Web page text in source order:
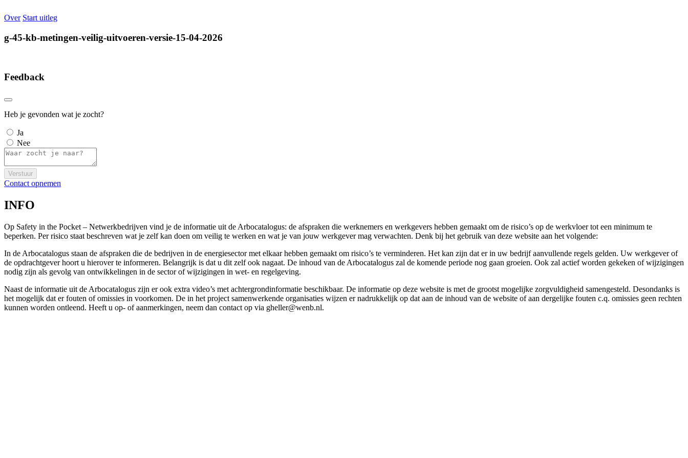
Over Start uitleg
g-45-kb-metingen-veilig-uitvoeren-versie-15-04-2026
Feedback
Heb je gevonden wat je zocht?
Ja
Nee
Verstuur
Contact opnemen
INFO
Op Safety in the Pocket – Netwerkbedrijven vind je de informatie uit de Arbocatalogus: de afspraken die werknemers en werkgevers hebben gemaakt om de risico’s op de werkvloer tot een minimum te
beperken. Per risico staat beschreven wat je zelf kan doen om veilig te werken en wat je van jouw werkgever mag verwachten. Denk bij het gebruik van deze website aan het volgende:
In de Arbocatalogus staan de afspraken die de bedrijven in de energiesector met elkaar hebben gemaakt om risico’s te verminderen. Het kan zijn dat er in uw bedrijf aanvullende regels gelden. Uw werkgever of
de opdrachtgever hoort u hierover te informeren. Belangrijk is dat u dit zelf ook nagaat. De inhoud van de Arbocatalogus zal de komende periode nog gaan groeien. Ook zal actief worden gekeken of wijzigingen
nodig zijn als gevolg van ontwikkelingen in de sector of wijzigingen in wet- en regelgeving.
Naast de informatie uit de Arbocatalogus zijn er ook extra video’s met achtergrondinformatie beschikbaar. De informatie op deze website is met de grootst mogelijke zorgvuldigheid samengesteld. Desondanks is
het mogelijk dat er fouten of omissies in voorkomen. De in het project samenwerkende organisaties wijzen er nadrukkelijk op dat aan de inhoud van de website of aan dergelijke fouten c.q. omissies geen rechten
kunnen worden ontleend. Heeft u op- of aanmerkingen, neem dan contact op via gheller@wenb.nl.